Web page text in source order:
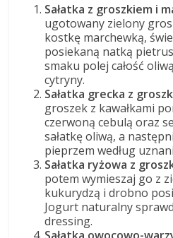
Sałatka z groszkiem i
ugotowany zielony
kostkę marchewką,
posiekaną natką
smaku polej całość
cytryny.
Sałatka grecka z
groszek z kawałkami
czerwoną cebulą oraz
sałatkę oliwą, a
pieprzem według
Sałatka ryżowa z
potem wymieszaj go z
kukurydzą i drobno
Jogurt naturalny
dressing.
Sałatka owocowo-